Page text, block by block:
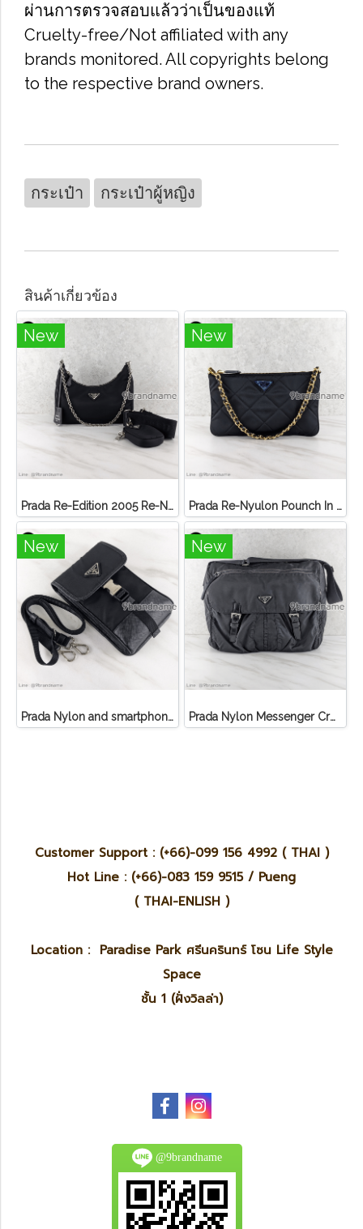
ผ่านการตรวจสอบแล้วว่าเป็นของแท้
Cruelty-free/Not affiliated with any
brands monitored. All copyrights belong
to the respective brand owners.
กระเป๋า กระเป๋าผู้หญิง
สินค้าเกี่ยวข้อง
New
Prada Re-Edition 2005 Re-Nylon bag
New
Prada Re-Nyulon Pounch In Enameled
New
Prada Nylon and smartphone case 2zh109
New
Prada Nylon Messenger Crossbody Bag
Customer Support : (+66)-099 156 4992 ( THAI )
Hot Line : (+66)-083 159 9515 / Pueng
( THAI-ENLISH )
Location : Paradise Park ศรีนครินทร์ โซน Life Style
Space
ชั้น 1 (ฝั่งวิลล่า)
@9brandname